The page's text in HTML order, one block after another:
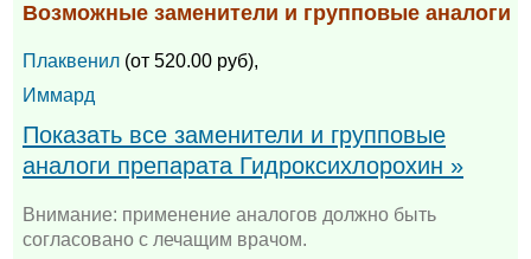
Возможные заменители и групповые аналоги
Плаквенил (от 520.00 руб),
Иммард
Показать все заменители и групповые
аналоги препарата Гидроксихлорохин »
Внимание: применение аналогов должно быть
согласовано с лечащим врачом.